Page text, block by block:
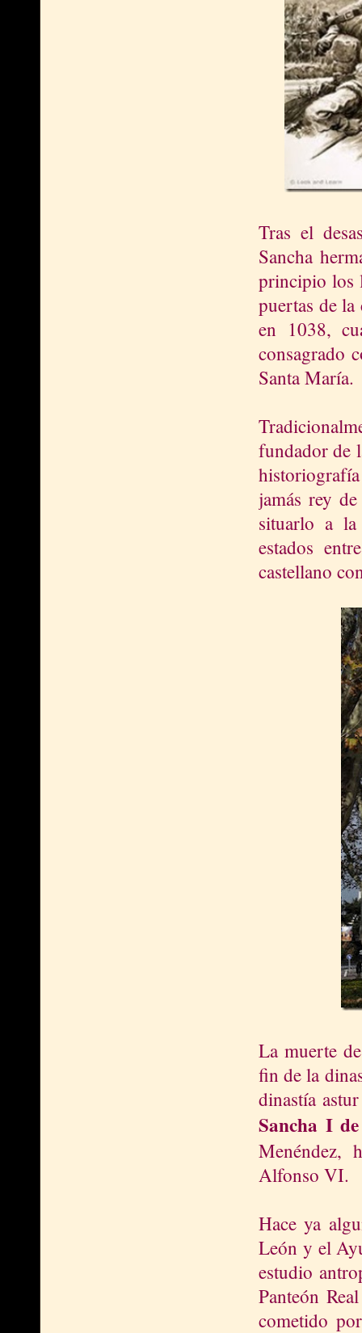
Tras el
Sancha
principio los
puertas de
en 1038,
consagrado
Santa María.
fundador de
jamás rey
situarlo a
estados
castellano
La muerte
fin de la
dinastía
Sancha I
Menéndez,
Alfonso VI.
Hace ya
León y el
estudio
Panteón
cometido